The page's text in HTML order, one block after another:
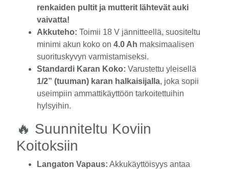
renkaiden pultit ja mutterit lähtevät auki
vaivatta!
Akkuteho: Toimii 18 V jännitteellä, suositeltu
minimi akun koko on 4.0 Ah maksimaalisen
suorituskyvyn varmistamiseksi.
Standardi Karan Koko: Varustettu yleisellä
1/2” (tuuman) karan halkaisijalla, joka sopii
useimpiin ammattikäyttöön tarkoitettuihin
hylsyihin.
🔥 Suunniteltu Koviin
Koitoksiin
Langaton Vapaus: Akkukäyttöisyys antaa